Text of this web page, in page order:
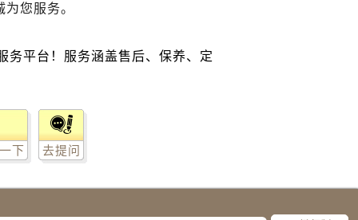
心（需提前预约）
中心（需提前预约）
（需提前预约）
叉口售后服务中心（需提前预约）
名表维修授权店1楼售后服务中心（需提前预约）
名表维修授权店1楼售后服务中心（需提前预约）
您服务。
下 去提问